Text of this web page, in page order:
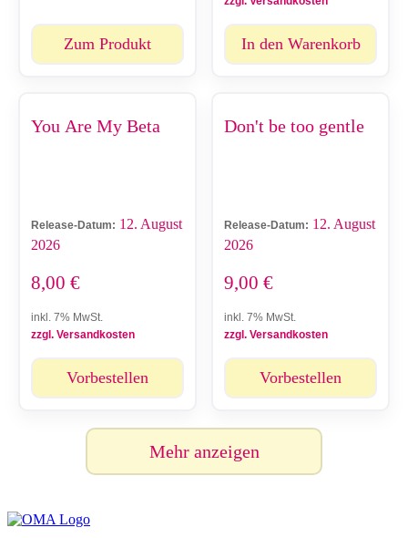
Zum Produkt In den Warenkorb
You Are My Beta
Release-Datum: 12. August
2026
8,00 €
inkl. 7% MwSt.
zzgl. Versandkosten
Vorbestellen
Don't be too gentle
Release-Datum: 12. August
2026
9,00 €
inkl. 7% MwSt.
zzgl. Versandkosten
Vorbestellen
Mehr anzeigen